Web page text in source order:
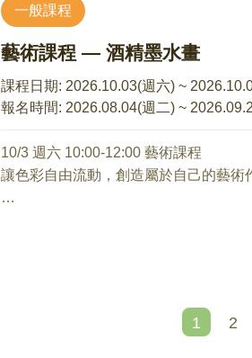
張宇傑 諮商心理師
適合對象：國小到大學孩子的家長
1、學習溫柔溝通與堅定溝通的平衡
2、溫柔又堅定的有效溝通演練
父母
林佳慧 諮商心理師
焦於備孕歷程中的挑戰，學習可實踐的
1、生與不生的自我探索：我想過哪種人
2、對生育想法不一致時的溝通原則
3、如何化解備孕過程中的挑戰
7/10 Being Parents—成為父母的身心預
石麗君 諮商心理師
7/17 同心相伴：角色的轉換與調適
一般課程
藝術課程 — 酒精墨水畫
課程日期: 2026.10.03(週六) ~
報名時間: 2026.08.04(週二) ~
10/3 週六 10:00-12:00 藝術課程
讓色彩自由流動，創造屬於自己的藝術
碰撞、堆疊與延伸的過程，感受無法被
1 2